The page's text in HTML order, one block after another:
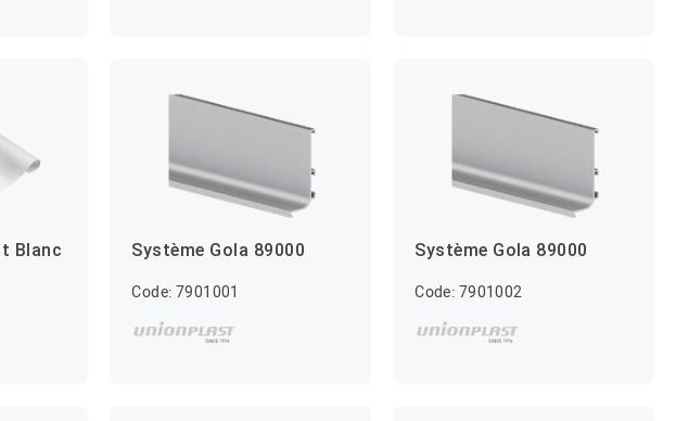
Blanc
Système Gola 89000
Code: 7901001
Système Gola 89000
Code: 7901002